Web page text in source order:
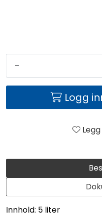
Innhold: 5 liter
-
Logg